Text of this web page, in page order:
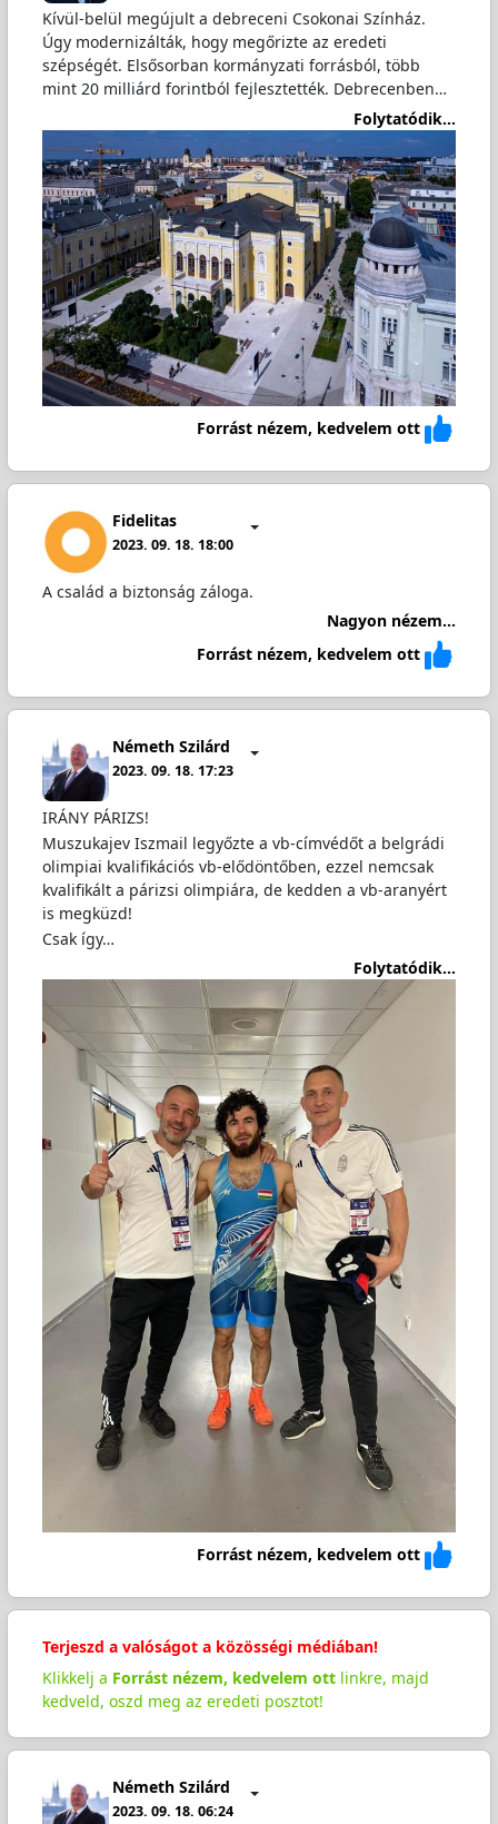
Kívül-belül megújult a debreceni Csokonai Színház.
Úgy modernizálták, hogy megőrizte az eredeti
szépségét. Elsősorban kormányzati forrásból, több
mint 20 milliárd forintból fejlesztették. Debrecenben…
Folytatódik...
Forrást nézem, kedvelem ott
Fidelitas
2023. 09. 18. 18:00
A család a biztonság záloga.
Nagyon nézem...
Forrást nézem, kedvelem ott
Németh Szilárd
2023. 09. 18. 17:23
IRÁNY PÁRIZS!
Muszukajev Iszmail legyőzte a vb-címvédőt a belgrádi
olimpiai kvalifikációs vb-elődöntőben, ezzel nemcsak
kvalifikált a párizsi olimpiára, de kedden a vb-aranyért
is megküzd!
Csak így…
Folytatódik...
Forrást nézem, kedvelem ott
Terjeszd a valóságot a közösségi médiában!
Klikkelj a Forrást nézem, kedvelem ottlinkre, majd
kedveld, oszd meg az eredeti posztot!
Németh Szilárd
2023. 09. 18. 06:24